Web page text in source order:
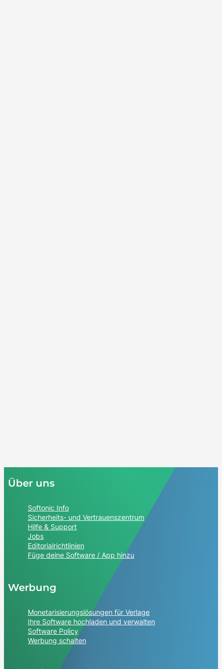
Über uns
Softonic Info
Sicherheits- und Vertrauenszentrum
Hilfe & Support
Jobs
Editorialrichtlinien
Füge deine Software / App hinzu
Werbung
Monetarisierungslösungen für Verlage
Ihre Software hochladen und verwalten
Software Policy
Werbung schalten